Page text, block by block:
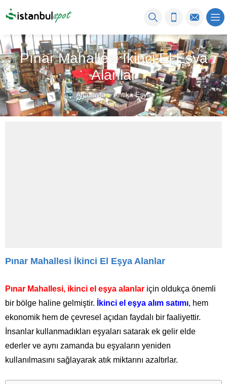
Pınar Mahallesi İkinci El Eşya
Alanlar
Anasayfa»Antika Eşya
Pınar Mahallesi İkinci El Eşya Alanlar
Pınar Mahallesi, ikinci el eşya alanlar için oldukça önemli
bir bölge haline gelmiştir.
İkinci el eşya alım satımı, hem
ekonomik hem de çevresel açıdan faydalı bir faaliyettir.
İnsanlar kullanmadıkları eşyaları satarak ek gelir elde
ederler ve aynı zamanda bu eşyaların yeniden
kullanılmasını sağlayarak atık miktarını azaltırlar.